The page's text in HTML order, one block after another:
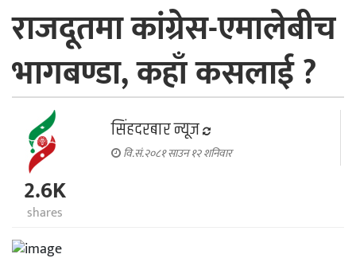
राजदूतमा कांग्रेस-एमालेबीच
भागबण्डा, कहाँ कसलाई ?
सिंहदरबार न्यूज
वि.सं.२०८१ साउन १२ शनिवार
2.6K
shares